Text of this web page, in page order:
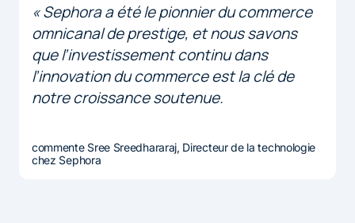
« Sephora a été le pionnier du commerce
omnicanal de prestige, et nous savons
que l’investissement continu dans
l’innovation du commerce est la clé de
notre croissance soutenue.
commente Sree Sreedhararaj, Directeur de la technologie
chez Sephora